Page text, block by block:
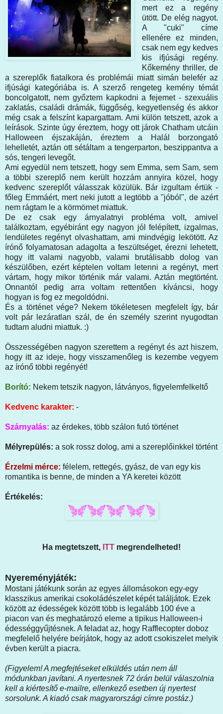
mert ez a regény
ütött. De elég nagyot.
A "cuki" címe
ellenére ez minden,
csak nem egy kedves
kis ifjúsági regény.
Kőkemény thriller, de
a szereplők fiatalkora és problémái miatt simán belefér az
ifjúsági kategóriába is. A szerző rengeteg kemény témát
boncolgatott, nem győztem kapkodni a fejemet - szexuális
zaklatás, családi drámák, függőség, kegyetlenség és akkor
még csak a felszínt kapargattam. Ami külön tetszett, azok a
leírások. Szinte úgy éreztem, hogy ott járok Chatham utcáin
Halloween éjszakáján, éreztem a Halál borzongató
lehelletét, aztán ott sétáltam a tengerparton, beszippantva a
sós, tengeri levegőt.
Ami egyedül nem tetszett, hogy sem Emma, sem Sam, sem
a többi szereplő nem került hozzám annyira közel, hogy
kedvenc szereplőt válasszak közülük. Bár izgultam értük -
főleg Emmáért, mert neki jutott a legtöbb a "jóból", de azért
nem rágtam le a körmömet miattuk.
De ez csak egy árnyalatnyi probléma volt, amivel
találkoztam, egyébiránt egy nagyon jól felépített, izgalmas,
lendületes regényt olvashattam, ami mindvégig lekötött. Az
írónő folyamatosan adagolta a feszültséget, érezni lehetett,
hogy itt valami nagyobb, valami brutálisabb dolog van
készülőben, ezért képtelen voltam letenni a regényt, mert
vártam, hogy mikor történik már valami. Aztán megtörtént.
Onnantól pedig arra voltam rettentően kíváncsi, hogy
hogyan is fog ez megoldódni.
És a történet vége? Nekem tökéletesen megfelelt így, bár
volt pár lezáratlan szál, de én személy szerint nyugodtan
tudtam aludni miattuk. :)
Összességében nagyon szerettem a regényt és azt hiszem,
hogy itt az ideje, hogy visszamenőleg is kezembe vegyem
az írónő többi regényét!
Borító: Nekem tetszik nagyon, látványos, figyelemfelkeltő
Kedvenc karakter: -
Szárnyalás: az érdekes, több szálon futó történet
Mélyrepülés: a sok rossz dolog, ami a szereplőinkkel történt
Érzelmi mérce: félelem, rettegés, gyász, de van egy kis
romantika is benne, de minden a YA keretei között
Értékelés:
Ha megtetszett, ITT megrendelheted!
Nyereményjáték:
Mostani játékunk során az egyes állomásokon egy-egy
klasszikus amerikai csokoládészelet képét találjátok. Ezek
között az édességek között több is legalább 100 éve a
piacon van és meghatározó eleme a tipikus Halloween-i
édességgyűjtésnek. A feladat az, hogy Rafflecopter doboz
megfelelő helyére beírjátok, hogy az adott csokiszelet melyik
évben került a piacra.
(Figyelem! A megfejtéseket elküldés után nem áll
módunkban javítani. A nyertesnek 72 órán belül válaszolnia
kell a kiértesítő e-mailre, ellenkező esetben új nyertest
sorsolunk. A kiadó csak magyarországi címre postáz.)